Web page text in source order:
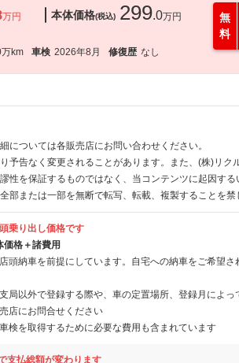
万円
本体価格(税込) 299.0万円
km 車検 2026年8月 修復歴 なし
無
料
については各販売店にお問い合わせください。
予告なく変更されることがあります。また、(株)リク
性を保証するものではなく、当コンテンツに起因する
部または一部を無断で転写、転載、複製することを禁
乗り出し価格です
価格＋諸費用
頭納車を前提にしています。自宅への納車をご希望
局以外で登録する際や、車の定置場所、登録月によ
店にお問合せください
検を取得するために必要な費用も含まれています
支払総額が変わります